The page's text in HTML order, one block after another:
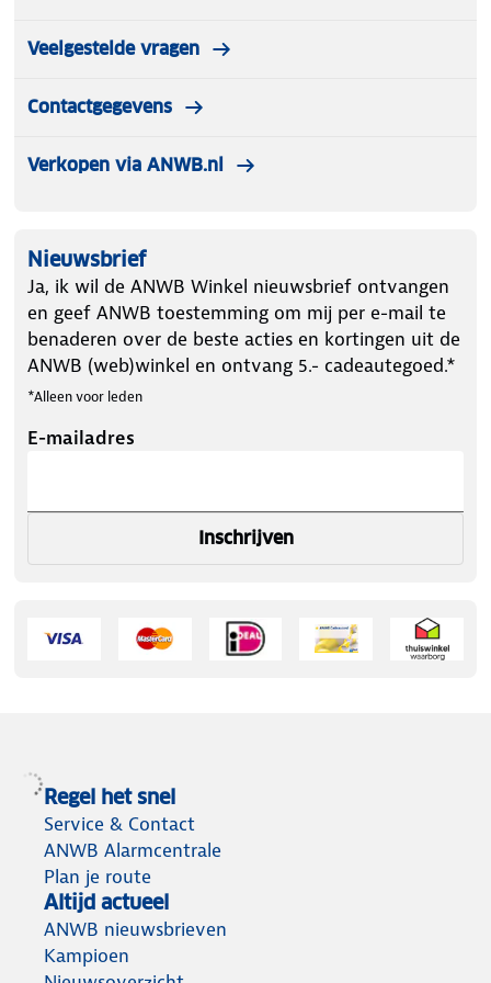
Handig opbergvak aan achterzijde
Ruime boodschappenmand
Veelgestelde vragen
Contactgegevens
Verkopen via ANWB.nl
Nieuwsbrief
Ja, ik wil de ANWB Winkel nieuwsbrief ontvangen
en geef ANWB toestemming om mij per e-mail te
benaderen over de beste acties en kortingen uit de
ANWB (web)winkel en ontvang 5.- cadeautegoed.*
*Alleen voor leden
E-mailadres
Inschrijven
Regel het snel
Service & Contact
ANWB Alarmcentrale
Plan je route
Altijd actueel
ANWB nieuwsbrieven
Kampioen